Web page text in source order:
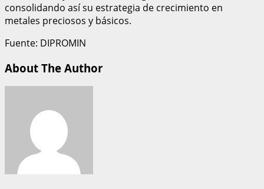
consolidando así su estrategia de crecimiento en
metales preciosos y básicos.
Fuente: DIPROMIN
About The Author